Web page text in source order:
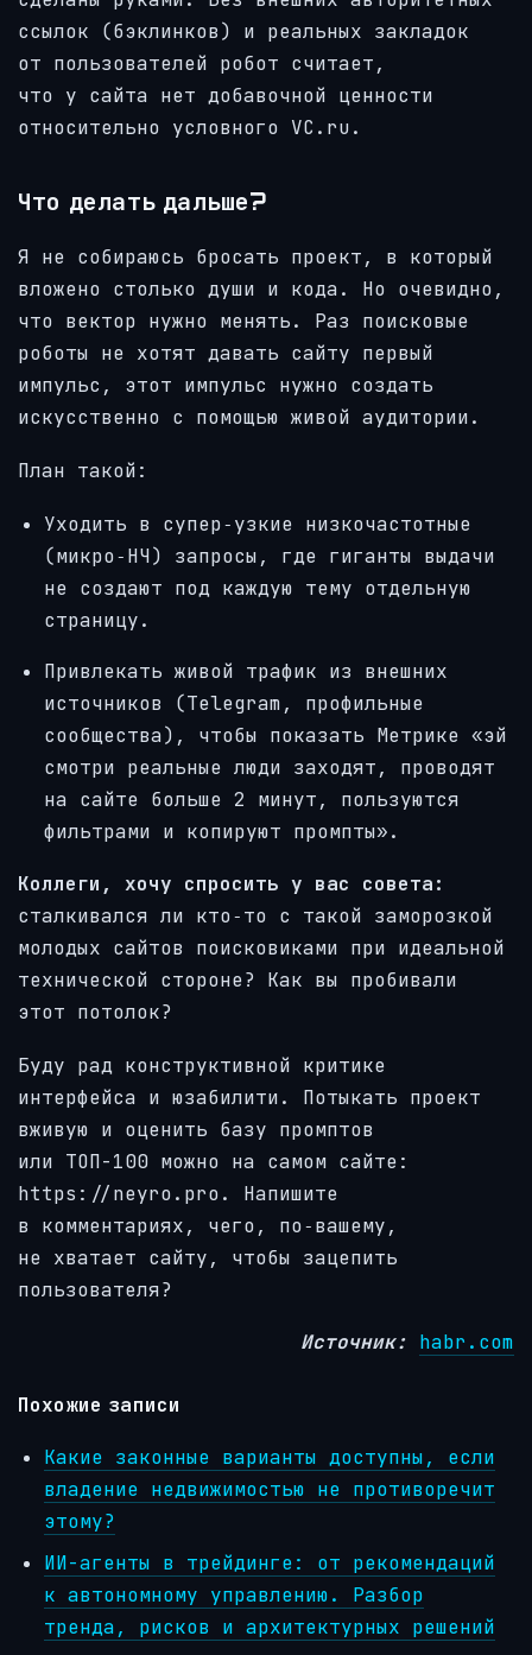
ссылок (бэклинков) и реальных закладок
от пользователей робот считает,
что у сайта нет добавочной ценности
относительно условного VC.ru.
Что делать дальше?
Я не собираюсь бросать проект, в который
вложено столько души и кода. Но очевидно,
что вектор нужно менять. Раз поисковые
роботы не хотят давать сайту первый
импульс, этот импульс нужно создать
искусственно с помощью живой аудитории.
План такой:
Уходить в супер‑узкие низкочастотные
(микро‑НЧ) запросы, где гиганты выдачи
не создают под каждую тему отдельную
страницу.
Привлекать живой трафик из внешних
источников (Telegram, профильные
сообщества), чтобы показать Метрике «эй
смотри реальные люди заходят, проводят
на сайте больше 2 минут, пользуются
фильтрами и копируют промпты».
Коллеги, хочу спросить у вас совета:
сталкивался ли кто‑то с такой заморозкой
молодых сайтов поисковиками при идеальной
технической стороне? Как вы пробивали
этот потолок?
Буду рад конструктивной критике
интерфейса и юзабилити. Потыкать проект
вживую и оценить базу промптов
или ТОП-100 можно на самом сайте:
https://neyro.pro. Напишите
в комментариях, чего, по‑вашему,
не хватает сайту, чтобы зацепить
пользователя?
Источник: habr.com
Похожие записи
Какие законные варианты доступны, если
владение недвижимостью не противоречит
этому?
ИИ-агенты в трейдинге: от рекомендаций
к автономному управлению. Разбор
тренда, рисков и архитектурных решений